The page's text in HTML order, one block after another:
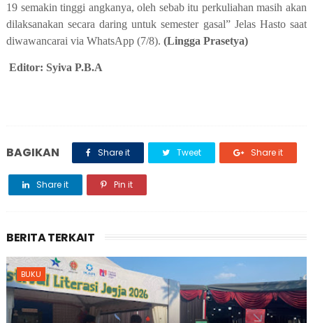
19 semakin tinggi angkanya, oleh sebab itu perkuliahan masih akan
dilaksanakan secara daring untuk semester gasal” Jelas Hasto saat
diwawancarai via WhatsApp (7/8). (Lingga Prasetya)
Editor: Syiva P.B.A
BAGIKAN Share it Tweet Share it
Share it Pin it
BERITA TERKAIT
BUKU